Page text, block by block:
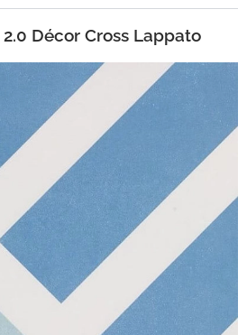
Décor Cross Lappato​